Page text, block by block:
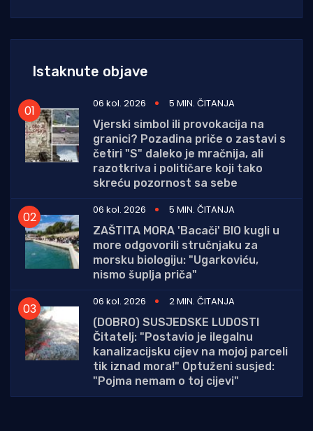
Istaknute objave
06 kol. 2026
5 MIN. ČITANJA
Vjerski simbol ili provokacija na
granici? Pozadina priče o zastavi s
četiri "S" daleko je mračnija, ali
razotkriva i političare koji tako
skreću pozornost sa sebe
06 kol. 2026
5 MIN. ČITANJA
ZAŠTITA MORA 'Bacači' BIO kugli u
more odgovorili stručnjaku za
morsku biologiju: "Ugarkoviću,
nismo šuplja priča"
06 kol. 2026
2 MIN. ČITANJA
(DOBRO) SUSJEDSKE LUDOSTI
Čitatelj: "Postavio je ilegalnu
kanalizacijsku cijev na mojoj parceli
tik iznad mora!" Optuženi susjed:
"Pojma nemam o toj cijevi"